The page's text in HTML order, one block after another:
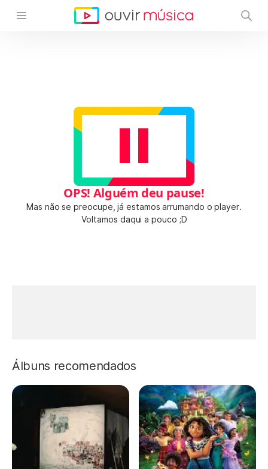
OPS! Alguém deu pause!
Mas não se preocupe, já estamos arrumando o player.
Voltamos daqui a pouco ;D
Álbuns recomendados